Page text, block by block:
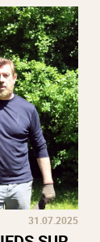
31.07.2025